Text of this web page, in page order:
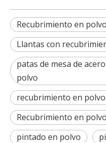
Recubrimiento en
Llantas con
patas de mesa de
polvo
recubrimiento en
Recubrimiento en
pintado en polvo